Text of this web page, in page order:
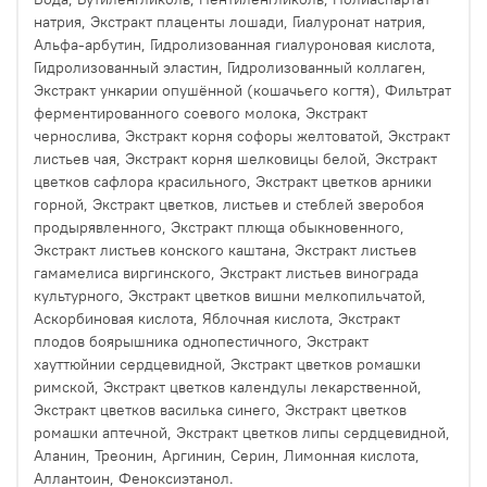
натрия, Экстракт плаценты лошади, Гиалуронат натрия,
Альфа-арбутин, Гидролизованная гиалуроновая кислота,
Гидролизованный эластин, Гидролизованный коллаген,
Экстракт ункарии опушённой (кошачьего когтя), Фильтрат
ферментированного соевого молока, Экстракт
чернослива, Экстракт корня софоры желтоватой, Экстракт
листьев чая, Экстракт корня шелковицы белой, Экстракт
цветков сафлора красильного, Экстракт цветков арники
горной, Экстракт цветков, листьев и стеблей зверобоя
продырявленного, Экстракт плюща обыкновенного,
Экстракт листьев конского каштана, Экстракт листьев
гамамелиса виргинского, Экстракт листьев винограда
культурного, Экстракт цветков вишни мелкопильчатой,
Аскорбиновая кислота, Яблочная кислота, Экстракт
плодов боярышника однопестичного, Экстракт
хауттюйнии сердцевидной, Экстракт цветков ромашки
римской, Экстракт цветков календулы лекарственной,
Экстракт цветков василька синего, Экстракт цветков
ромашки аптечной, Экстракт цветков липы сердцевидной,
Аланин, Треонин, Аргинин, Серин, Лимонная кислота,
Аллантоин, Феноксиэтанол.